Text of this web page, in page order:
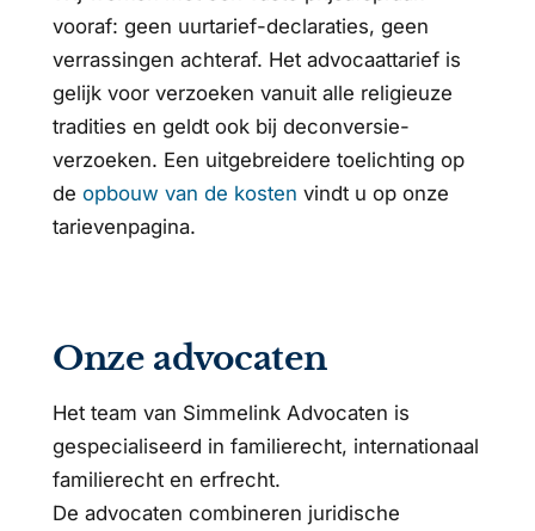
vooraf: geen uurtarief-declaraties, geen
verrassingen achteraf. Het advocaattarief is
gelijk voor verzoeken vanuit alle religieuze
tradities en geldt ook bij deconversie-
verzoeken. Een uitgebreidere toelichting op
de opbouw van de kosten vindt u op onze
tarievenpagina.
Onze advocaten
Het team van Simmelink Advocaten is
gespecialiseerd in familierecht, internationaal
familierecht en erfrecht.
De advocaten combineren juridische